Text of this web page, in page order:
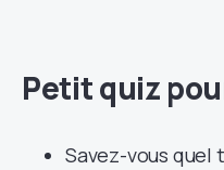
Petit quiz
Savez-vous